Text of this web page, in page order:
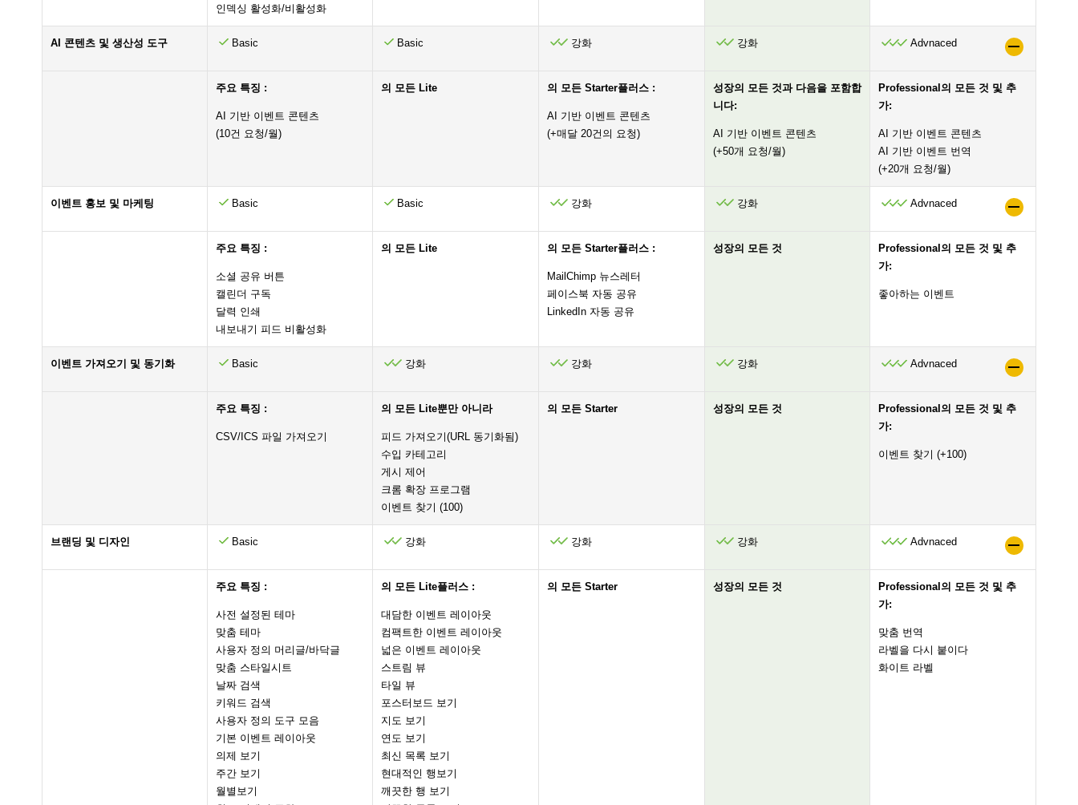
인덱싱 활성화/비활성화
AI 콘텐츠 및 생산성 도구 Basic Basic 강화 강화 Advnaced
주요 특징 :
AI 기반 이벤트 콘텐츠
(10건 요청/월)
의 모든 Lite 의 모든 Starter플러스 :
AI 기반 이벤트 콘텐츠
(+매달 20건의 요청)
성장의 모든 것과 다음을 포함합
니다:
AI 기반 이벤트 콘텐츠
(+50개 요청/월)
Professional의 모든 것 및 추
가:
AI 기반 이벤트 콘텐츠
AI 기반 이벤트 번역
(+20개 요청/월)
이벤트 홍보 및 마케팅 Basic Basic 강화 강화 Advnaced
주요 특징 :
소셜 공유 버튼
캘린더 구독
달력 인쇄
내보내기 피드 비활성화
의 모든 Lite 의 모든 Starter플러스 :
MailChimp 뉴스레터
페이스북 자동 공유
LinkedIn 자동 공유
성장의 모든 것
Professional의 모든 것 및 추
가:
좋아하는 이벤트
이벤트 가져오기 및 동기화 Basic 강화 강화 강화 Advnaced
주요 특징 :
CSV/ICS 파일 가져오기
의 모든 Lite뿐만 아니라
피드 가져오기(URL 동기화됨)
수입 카테고리
게시 제어
크롬 확장 프로그램
이벤트 찾기 (100)
의 모든 Starter 성장의 모든 것
Professional의 모든 것 및 추
가:
이벤트 찾기 (+100)
브랜딩 및 디자인 Basic 강화 강화 강화 Advnaced
주요 특징 :
사전 설정된 테마
맞춤 테마
사용자 정의 머리글/바닥글
맞춤 스타일시트
날짜 검색
키워드 검색
사용자 정의 도구 모음
기본 이벤트 레이아웃
의제 보기
주간 보기
월별보기
의 모든 Lite플러스 :
대담한 이벤트 레이아웃
컴팩트한 이벤트 레이아웃
넓은 이벤트 레이아웃
스트림 뷰
타일 ​​뷰
포스터보드 보기
지도 보기
연도 보기
최신 목록 보기
현대적인 행보기
깨끗한 행 보기
의 모든 Starter 성장의 모든 것
Professional의 모든 것 및 추
가:
맞춤 번역
라벨을 다시 붙이다
화이트 라벨